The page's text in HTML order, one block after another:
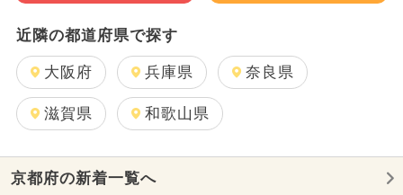
近隣の都道府県で探す
大阪府 兵庫県 奈良県
滋賀県 和歌山県
京都府の新着一覧へ